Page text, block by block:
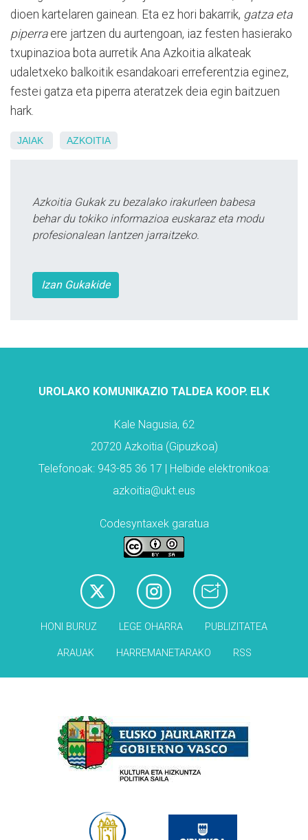
dioen kartelaren gainean. Eta ez hori bakarrik, gatza eta
piperraere jartzen du aurtengoan, iaz festen hasierako
txupinazioa bota aurretik Ana Azkoitia alkateak
udaletxeko balkoitik esandakoari erreferentzia eginez,
festei gatza eta piperra ateratzek deia egin baitzuen
hark.
JAIAK AZKOITIA
Azkoitia Gukak zu bezalako irakurleen babesa
behar du tokiko informazioa euskaraz eta modu
profesionalean lantzen jarraitzeko.
Izan Gukakide
UROLAKO KOMUNIKAZIO TALDEA KOOP. ELK
Kale Nagusia, 62
20720 Azkoitia (Gipuzkoa)
Telefonoak: 943-85 36 17 | Helbide elektronikoa:
azkoitia@ukt.eus
Codesyntaxek garatua
HONI BURUZ LEGE OHARRA PUBLIZITATEA
ARAUAK HARREMANETARAKO RSS